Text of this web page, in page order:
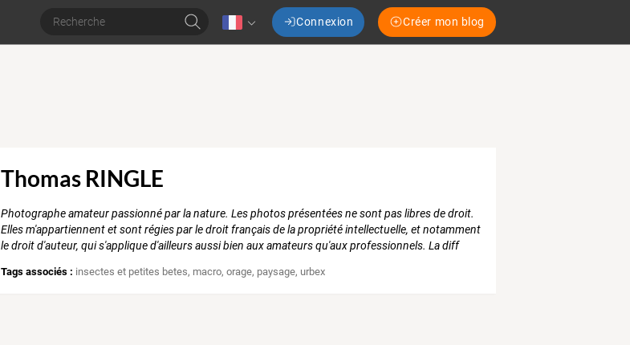
Connexion Créer mon blog
Thomas RINGLE
Photographe amateur passionné par la nature. Les photos présentées ne sont pas libres de droit.
Elles m'appartiennent et sont régies par le droit français de la propriété intellectuelle, et notamment
le droit d'auteur, qui s'applique d'ailleurs aussi bien aux amateurs qu'aux professionnels. La diff
Tags associés : insectes et petites betes, macro,orage, paysage, urbex